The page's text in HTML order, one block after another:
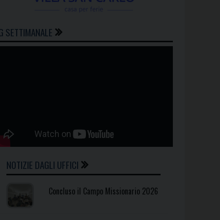
SETTIMANALE
NOTIZIE DAGLI UFFICI
Concluso il Campo Missionario 2026